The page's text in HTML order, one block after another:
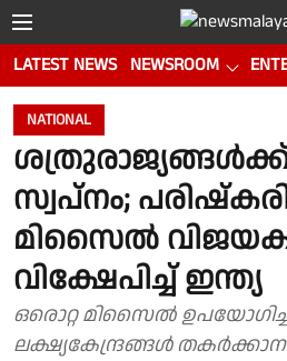
LATEST NEWS NEWSROOM
NATIONAL
ശത്രുരാജ്യങ്ങൾക്ക്
സ്വപ്നം;
മിസൈൽ
വിക്ഷേപിച്ച് ഇന്ത്യ
ഒരൊറ്റ മിസൈൽ ഉപയോഗിച്ച്
ലക്ഷ്യകേന്ദ്രങ്ങൾ